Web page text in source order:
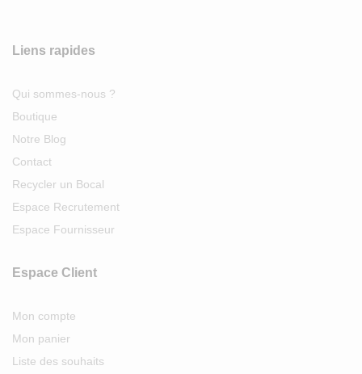
Liens rapides
Qui sommes-nous ?
Boutique
Notre Blog
Contact
Recycler un Bocal
Espace Recrutement
Espace Fournisseur
Espace Client
Mon compte
Mon panier
Liste des souhaits